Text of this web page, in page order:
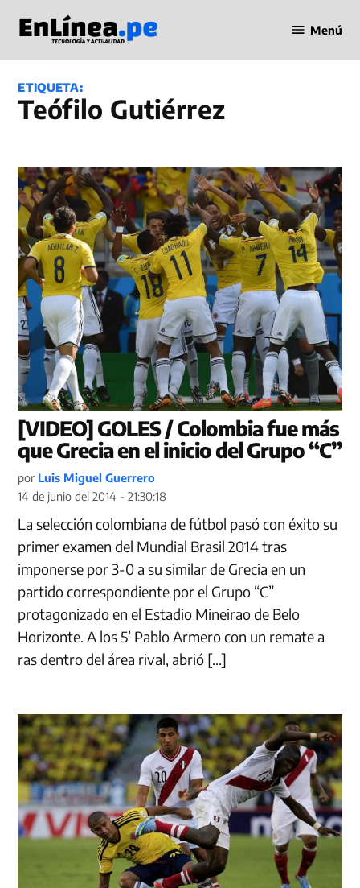
contenido
en Línea
Menú
ETIQUETA:
Teófilo Gutiérrez
[VIDEO] GOLES / Colombia fue más
que Grecia en el inicio del Grupo “C”
por Luis Miguel Guerrero
14 de junio del 2014 - 21:30:18
La selección colombiana de fútbol pasó con éxito su
primer examen del Mundial Brasil 2014 tras
imponerse por 3-0 a su similar de Grecia en un
partido correspondiente por el Grupo “C”
protagonizado en el Estadio Mineirao de Belo
Horizonte. A los 5’ Pablo Armero con un remate a
ras dentro del área rival, abrió […]